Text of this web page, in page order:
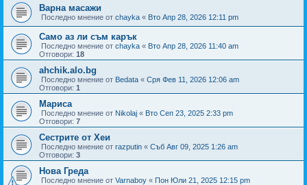
Варна масажи
Последно мнение от chayka « Вто Апр 28, 2026 12:11 pm
Само аз ли съм карък
Последно мнение от chayka « Вто Апр 28, 2026 11:40 am
Отговори: 18
ahchik.alo.bg
Последно мнение от Bedata « Сря Фев 11, 2026 12:06 am
Отговори: 1
Мариса
Последно мнение от Nikolaj « Вто Сеп 23, 2025 2:33 pm
Отговори: 7
Сестрите от Хеи
Последно мнение от razputin « Съб Авг 09, 2025 1:26 am
Отговори: 3
Нова Греда
Последно мнение от Varnaboy « Пон Юли 21, 2025 12:15 pm